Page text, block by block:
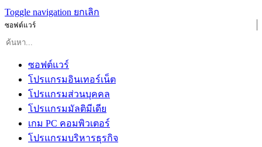
Toggle navigation ยกเลิก
ซอฟต์แวร์
ซอฟต์แวร์
โปรแกรมอินเทอร์เน็ต
โปรแกรมส่วนบุคคล
โปรแกรมมัลติมีเดีย
เกม PC คอมพิวเตอร์
โปรแกรมบริหารธุรกิจ